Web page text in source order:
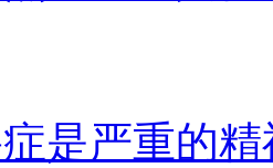
是严重的